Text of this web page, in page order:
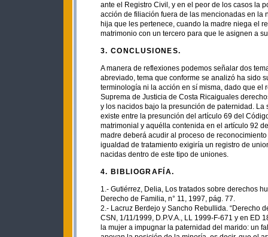
ante el Registro Civil, y en el peor de los casos la
acción de filiación fuera de las mencionadas en la
hija que les pertenece, cuando la madre niega el
matrimonio con un tercero para que le asignen a
3. CONCLUSIONES.
A manera de reflexiones podemos señalar dos
abreviado, tema que conforme se analizó ha sido
terminología ni la acción en sí misma, dado que el
Suprema de Justicia de Costa Ricaiguales
y los nacidos bajo la presunción de paternidad.
existe entre la presunción del artículo 69 del
matrimonial y aquélla contenida en el artículo 92
madre deberá acudir al proceso de
igualdad de tratamiento exigiría un registro de
nacidas dentro de este tipo de uniones.
4. BIBLIOGRAFÍA.
1.- Gutiérrez, Delia, Los tratados sobre derechos
Derecho de Familia, n° 11, 1997, pág. 77.
2.- Lacruz Berdejo y Sancho Rebullida. “Derecho
CSN, 1/11/1999, D.P.V.A., LL 1999-F-671 y en ED
la mujer a impugnar la paternidad del marido: un